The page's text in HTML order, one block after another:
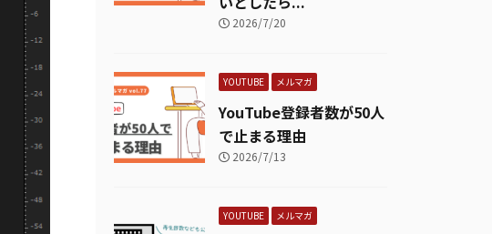
2026/7/20
YOUTUBE メルマガ
YouTube登録者数が50人
で止まる理由
2026/7/13
YOUTUBE メルマガ